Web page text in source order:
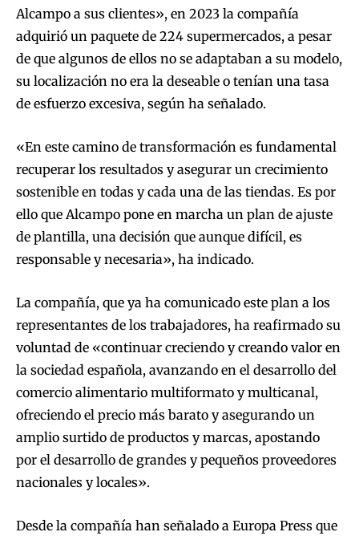
Alcampo a sus clientes», en 2023 la compañía
adquirió un paquete de 224 supermercados, a pesar
de que algunos de ellos no se adaptaban a su modelo,
su localización no era la deseable o tenían una tasa
de esfuerzo excesiva, según ha señalado.
«En este camino de transformación es fundamental
recuperar los resultados y asegurar un crecimiento
sostenible en todas y cada una de las tiendas. Es por
ello que Alcampo pone en marcha un plan de ajuste
de plantilla, una decisión que aunque difícil, es
responsable y necesaria», ha indicado.
La compañía, que ya ha comunicado este plan a los
representantes de los trabajadores, ha reafirmado su
voluntad de «continuar creciendo y creando valor en
la sociedad española, avanzando en el desarrollo del
comercio alimentario multiformato y multicanal,
ofreciendo el precio más barato y asegurando un
amplio surtido de productos y marcas, apostando
por el desarrollo de grandes y pequeños proveedores
nacionales y locales».
Desde la compañía han señalado a Europa Press que